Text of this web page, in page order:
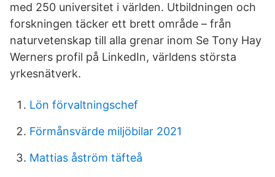
med 250 universitet i världen. Utbildningen och
forskningen täcker ett brett område – från
naturvetenskap till alla grenar inom Se Tony Hay
Werners profil på LinkedIn, världens största
yrkesnätverk.
Lön förvaltningschef
Förmånsvärde miljöbilar 2021
Mattias åström täfteå